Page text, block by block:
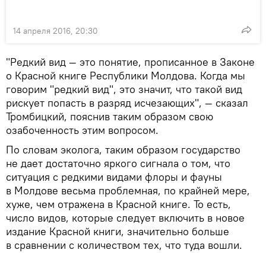
14 апреля 2016, 20:30
"Редкий вид — это понятие, прописанное в Законе
о Красной книге Республики Молдова. Когда мы
говорим "редкий вид", это значит, что такой вид
рискует попасть в разряд исчезающих", — сказал
Тромбицкий, пояснив таким образом свою
озабоченность этим вопросом.
По словам эколога, таким образом государство
не дает достаточно яркого сигнала о том, что
ситуация с редкими видами флоры и фауны
в Молдове весьма проблемная, по крайней мере,
хуже, чем отражена в Красной книге. То есть,
число видов, которые следует включить в новое
издание Красной книги, значительно больше
в сравнении с количеством тех, что туда вошли.